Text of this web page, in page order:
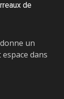
de
un
dans